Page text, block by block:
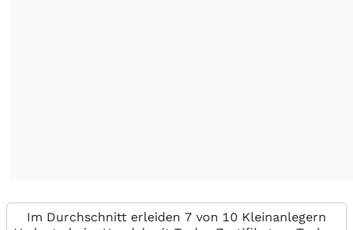
Im Durchschnitt erleiden 7 von 10 Kleinanlegern